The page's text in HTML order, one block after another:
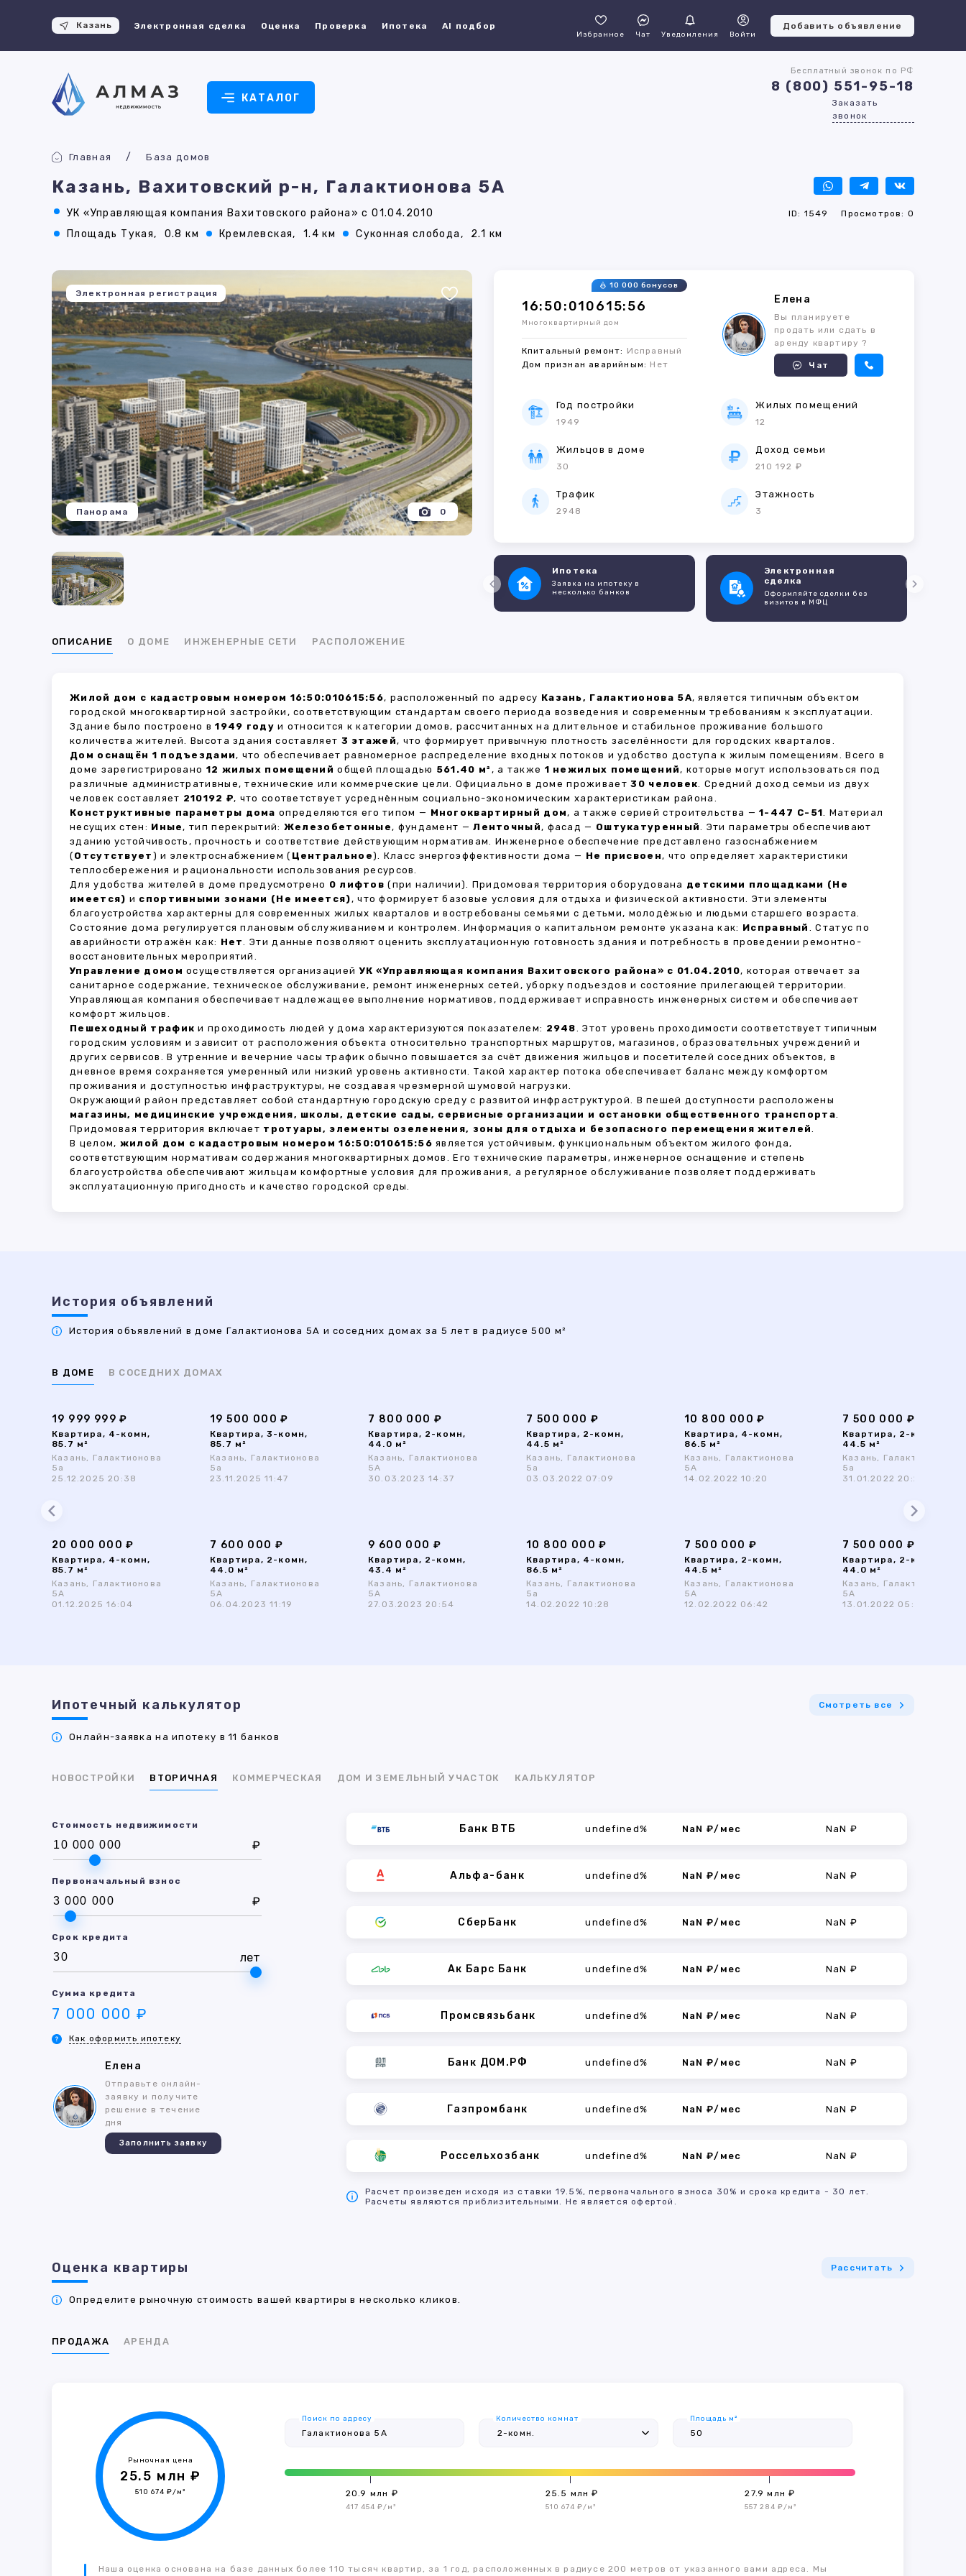
Казань Электронная сделка Оценка Проверка Ипотека AI подбор
Избранное Чат Уведомления Войти
Добавить объявление
КАТАЛОГ
Бесплатный звонок по РФ
8 (800) 551-95-18
Заказать
звонок
Главная База домов
Казань, Вахитовский р-н, Галактионова 5А
УК «Управляющая компания Вахитовского района» с 01.04.2010 ID: 1549 Просмотров: 0
Площадь Тукая, 0.8 км Кремлевская, 1.4 км Суконная слобода, 2.1 км
Электронная регистрация
0
Панорама
16:50:010615:56
10 000 бонусов
Многоквартирный дом
Кпитальный ремонт: Исправный
Дом признан аварийным: Нет
Елена
Вы планируете
продать или сдать в
аренду квартиру ?
Чат
Год постройки
1949
Жилых помещений
12
Жильцов в доме
30
Доход семьи
210 192 ₽
Трафик
2948
Этажность
3
Ипотека
Заявка на ипотеку в
несколько банков
Электронная
сделка
Оформляйте сделки без
визитов в МФЦ
ОПИСАНИЕ О ДОМЕ ИНЖЕНЕРНЫЕ СЕТИ РАСПОЛОЖЕНИЕ
Жилой дом с кадастровым номером 16:50:010615:56, расположенный по адресу Казань, Галактионова 5А, является типичным объектом
городской многоквартирной застройки, соответствующим стандартам своего периода возведения и современным требованиям к эксплуатации.
Здание было построено в1949 году и относится к категории домов, рассчитанных на длительное и стабильное проживание большого
количества жителей. Высота здания составляет 3 этажей, что формирует привычную плотность заселённости для городских кварталов.
Дом оснащён 1 подъездами, что обеспечивает равномерное распределение входных потоков и удобство доступа к жилым помещениям. Всего в
доме зарегистрировано 12 жилых помещений общей площадью 561.40 м² , а также 1 нежилых помещений, которые могут использоваться под
различные административные, технические или коммерческие цели. Официально в доме проживает30 человек. Средний доход семьи из двух
человек составляет 210192 ₽, что соответствует усреднённым социально-экономическим характеристикам района.
Конструктивные параметры дома определяются его типом — Многоквартирный дом, а также серией строительства —1-447 С-51. Материал
несущих стен: Иные, тип перекрытий: Железобетонные, фундамент —Ленточный, фасад — Оштукатуренный. Эти параметры обеспечивают
зданию устойчивость, прочность и соответствие действующим нормативам. Инженерное обеспечение представлено газоснабжением
(Отсутствует ) и электроснабжением ( Центральное). Класс энергоэффективности дома — Не присвоен, что определяет характеристики
теплосбережения и рациональности использования ресурсов.
Для удобства жителей в доме предусмотрено 0 лифтов (при наличии). Придомовая территория оборудована детскими площадками (Не
имеется) и спортивными зонами (Не имеется), что формирует базовые условия для отдыха и физической активности. Эти элементы
благоустройства характерны для современных жилых кварталов и востребованы семьями с детьми, молодёжью и людьми старшего возраста.
Состояние дома регулируется плановым обслуживанием и контролем. Информация о капитальном ремонте указана как: Исправный . Статус по
аварийности отражён как: Нет. Эти данные позволяют оценить эксплуатационную готовность здания и потребность в проведении ремонтно-
восстановительных мероприятий.
Управление домом осуществляется организациейУК «Управляющая компания Вахитовского района» с 01.04.2010, которая отвечает за
санитарное содержание, техническое обслуживание, ремонт инженерных сетей, уборку подъездов и состояние прилегающей территории.
Управляющая компания обеспечивает надлежащее выполнение нормативов, поддерживает исправность инженерных систем и обеспечивает
комфорт жильцов.
Пешеходный трафик и проходимость людей у дома характеризуются показателем: 2948. Этот уровень проходимости соответствует типичным
городским условиям и зависит от расположения объекта относительно транспортных маршрутов, магазинов, образовательных учреждений и
других сервисов. В утренние и вечерние часы трафик обычно повышается за счёт движения жильцов и посетителей соседних объектов, в
дневное время сохраняется умеренный или низкий уровень активности. Такой характер потока обеспечивает баланс между комфортом
проживания и доступностью инфраструктуры, не создавая чрезмерной шумовой нагрузки.
Окружающий район представляет собой стандартную городскую среду с развитой инфраструктурой. В пешей доступности расположены
магазины, медицинские учреждения, школы, детские сады, сервисные организации и остановки общественного транспорта.
Придомовая территория включает тротуары, элементы озеленения, зоны для отдыха и безопасного перемещения жителей.
В целом, жилой дом с кадастровым номером 16:50:010615:56 является устойчивым, функциональным объектом жилого фонда,
соответствующим нормативам содержания многоквартирных домов. Его технические параметры, инженерное оснащение и степень
благоустройства обеспечивают жильцам комфортные условия для проживания, а регулярное обслуживание позволяет поддерживать
эксплуатационную пригодность и качество городской среды.
История объявлений
История объявлений в доме Галактионова 5А и соседних домах за 5 лет в радиусе 500 м²
В ДОМЕ В СОСЕДНИХ ДОМАХ
19 999 999 ₽
Квартира, 4-комн,
85.7 м²
Казань, Галактионова
5а
25.12.2025 20:38
19 500 000 ₽
Квартира, 3-комн,
85.7 м²
Казань, Галактионова
5а
23.11.2025 11:47
7 800 000 ₽
Квартира, 2-комн,
44.0 м²
Казань, Галактионова
5А
30.03.2023 14:37
7 500 000 ₽
Квартира, 2-комн,
44.5 м²
Казань, Галактионова
5а
03.03.2022 07:09
10 800 000 ₽
Квартира, 4-комн,
86.5 м²
Казань, Галактионова
5А
14.02.2022 10:20
7 500 000 ₽
Квартира, 2-комн,
44.5 м²
Казань, Галактионова
5а
31.01.2022 20:29
20 000 000 ₽
Квартира, 4-комн,
85.7 м²
Казань, Галактионова
5А
01.12.2025 16:04
7 600 000 ₽
Квартира, 2-комн,
44.0 м²
Казань, Галактионова
5А
06.04.2023 11:19
9 600 000 ₽
Квартира, 2-комн,
43.4 м²
Казань, Галактионова
5А
27.03.2023 20:54
10 800 000 ₽
Квартира, 4-комн,
86.5 м²
Казань, Галактионова
5а
14.02.2022 10:28
7 500 000 ₽
Квартира, 2-комн,
44.5 м²
Казань, Галактионова
5А
12.02.2022 06:42
7 500 000 ₽
Квартира, 2-комн,
44.0 м²
Казань, Галактионова
5А
13.01.2022 05:55
Ипотечный калькулятор Смотреть все
Онлайн-заявка на ипотеку в 11 банков
НОВОСТРОЙКИ ВТОРИЧНАЯ КОММЕРЧЕСКАЯ ДОМ И ЗЕМЕЛЬНЫЙ УЧАСТОК КАЛЬКУЛЯТОР
Стоимость недвижимости
₽
Первоначальный взнос
₽
Срок кредита
лет
Сумма кредита
7 000 000 ₽
Как оформить ипотеку
Елена
Отправьте онлайн-
заявку и получите
решение в течение
дня
Заполнить заявку
Банк ВТБ undefined% NaN ₽/мес NaN ₽
Альфа-банк undefined% NaN ₽/мес NaN ₽
СберБанк undefined% NaN ₽/мес NaN ₽
Ак Барс Банк undefined% NaN ₽/мес NaN ₽
Промсвязьбанк undefined% NaN ₽/мес NaN ₽
Банк ДОМ.РФ undefined% NaN ₽/мес NaN ₽
Газпромбанк undefined% NaN ₽/мес NaN ₽
Россельхозбанк undefined% NaN ₽/мес NaN ₽
Расчет произведен исходя из ставки 19.5%, первоначального взноса 30% и срока кредита - 30 лет.
Расчеты являются приблизительными. Не является офертой.
Оценка квартиры Рассчитать
Определите рыночную стоимость вашей квартиры в несколько кликов.
ПРОДАЖА АРЕНДА
Рыночная цена
25.5 млн ₽
510 674 ₽/м²
Поиск по адресу Количество комнат Площадь м²
20.9 млн ₽
417 454 ₽/м²
25.5 млн ₽
510 674 ₽/м²
27.9 млн ₽
557 284 ₽/м²
Наша оценка основана на базе данных более 110 тысяч квартир, за 1 год, расположенных в радиусе 200 метров от указанного вами адреса. Мы